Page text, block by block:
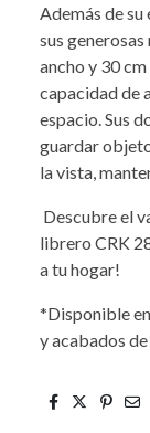
Además de
sus
ancho y 30
capacidad de
espacio. Sus
guardar
la vista,
Descubre el
librero CRK
a tu hogar!
*Disponible
y acabados de